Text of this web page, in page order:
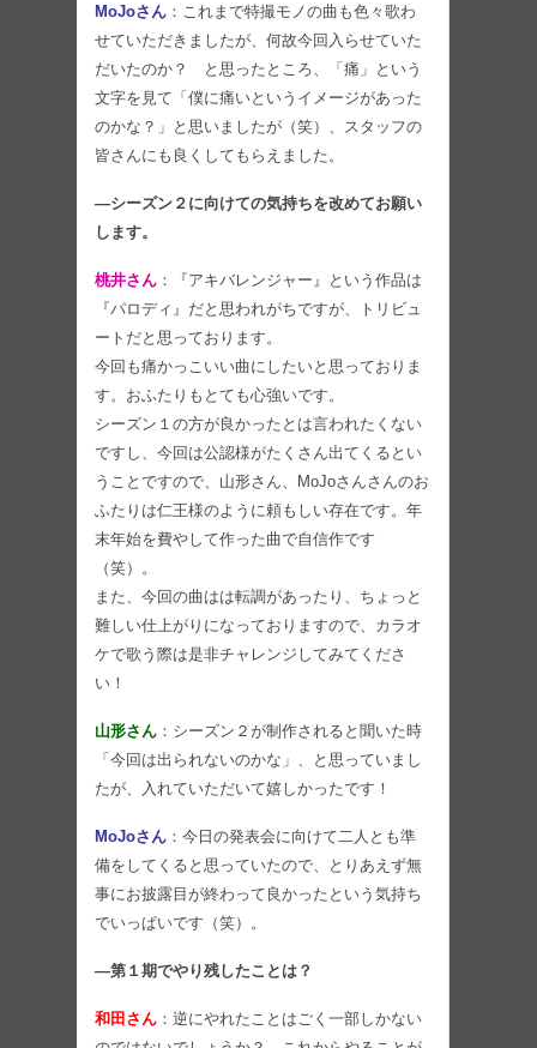
MoJoさん ：これまで特撮モノの曲も色々歌わ
せていただきましたが、何故今回入らせていた
だいたのか？ と思ったところ、「痛」という
文字を見て「僕に痛いというイメージがあった
のかな？」と思いましたが（笑）、スタッフの
皆さんにも良くしてもらえました。
―シーズン２に向けての気持ちを改めてお願い
します。
桃井さん ：『アキバレンジャー』という作品は
『パロディ』だと思われがちですが、トリビュ
ートだと思っております。
今回も痛かっこいい曲にしたいと思っておりま
す。おふたりもとても心強いです。
シーズン１の方が良かったとは言われたくない
ですし、今回は公認様がたくさん出てくるとい
うことですので、山形さん、MoJoさんさんのお
ふたりは仁王様のように頼もしい存在です。年
末年始を費やして作った曲で自信作です
（笑）。
また、今回の曲はは転調があったり、ちょっと
難しい仕上がりになっておりますので、カラオ
ケで歌う際は是非チャレンジしてみてくださ
い！
山形さん ：シーズン２が制作されると聞いた時
「今回は出られないのかな」、と思っていまし
たが、入れていただいて嬉しかったです！
MoJoさん ：今日の発表会に向けて二人とも準
備をしてくると思っていたので、とりあえず無
事にお披露目が終わって良かったという気持ち
でいっぱいです（笑）。
―第１期でやり残したことは？
和田さん ：逆にやれたことはごく一部しかない